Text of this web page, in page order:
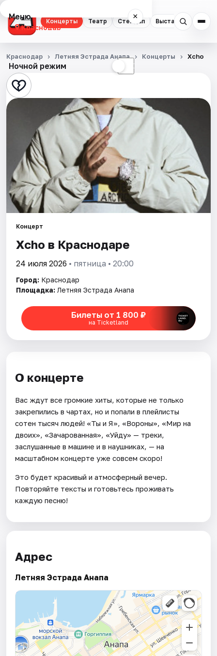
Концерты Театр Стендап Выставки
Меню ×
Краснодар
Концерты
Театр
Стендап
Выставки
Квесты
Экскурсии
Спорт
События
Города
Площадки
Артисты
Рейтинги
Ночной режим ☾
Краснодар Летняя Эстрада Анапа Концерты Xcho
Концерт
Xcho в Краснодаре
24 июля 2026 • пятница • 20:00
Город: Краснодар
Площадка: Летняя Эстрада Анапа
Билеты от 1 800 ₽
на Ticketland
О концерте
Вас ждут все громкие хиты, которые не только
закрепились в чартах, но и попали в плейлисты
сотен тысяч людей! «Ты и Я», «Вороны», «Мир на
двоих», «Зачарованная», «Уйду» — треки,
заслушанные в машине и в наушниках, — на
масштабном концерте уже совсем скоро!
Это будет красивый и атмосферный вечер.
Повторяйте тексты и готовьтесь проживать
каждую песню!
Адрес
Летняя Эстрада Анапа